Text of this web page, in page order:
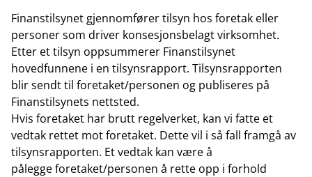
Finanstilsynet gjennomfører tilsyn hos foretak eller
personer som driver konsesjonsbelagt virksomhet.
Etter et tilsyn oppsummerer Finanstilsynet
hovedfunnene i en tilsynsrapport. Tilsynsrapporten
blir sendt til foretaket/personen og publiseres på
Finanstilsynets nettsted.
Hvis foretaket har brutt regelverket, kan vi fatte et
vedtak rettet mot foretaket. Dette vil i så fall framgå av
tilsynsrapporten. Et vedtak kan være å
pålegge foretaket/personen å rette opp i forhold